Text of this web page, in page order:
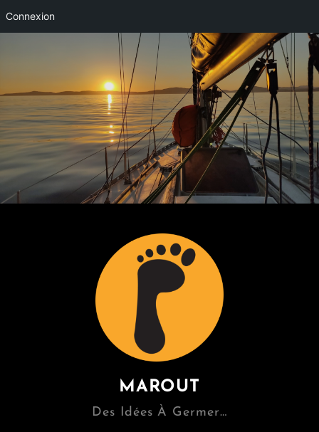
Connexion
MAROUT
Des Idées À Germer…